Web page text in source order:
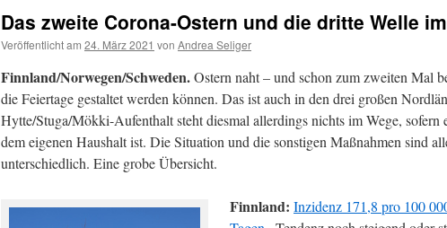
Das zweite Corona-Ostern und die dritte Welle
Veröffentlicht am 24. März 2021 von Andrea Seliger
Finnland/Norwegen/Schweden.Ostern naht – und schon zum zweiten Mal
die Feiertage gestaltet werden können. Das ist auch in den drei großen
Hytte/Stuga/Mökki-Aufenthalt steht diesmal allerdings nichts im Wege, sofern
dem eigenen Haushalt ist. Die Situation und die sonstigen Maßnahmen sind
unterschiedlich. Eine grobe Übersicht.
Finnland: Inzidenz 171,8 pro 100